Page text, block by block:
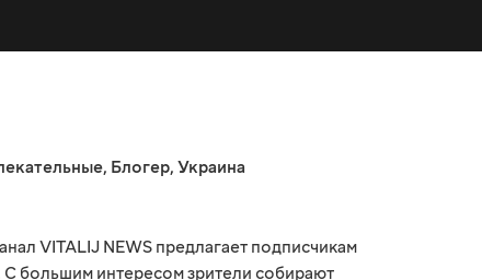
, Блогер, Украина
VITALIJ NEWS предлагает подписчикам
С большим интересом зрители собирают